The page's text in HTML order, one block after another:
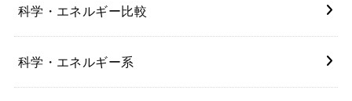
科学・エネルギー比較
科学・エネルギー系